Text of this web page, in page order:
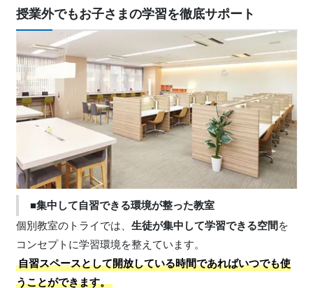
授業外でもお子さまの学習を徹底サポート
■集中して自習できる環境が整った教室
個別教室のトライでは、 生徒が集中して学習できる空間 を
コンセプトに学習環境を整えています。
自習スペースとして開放している時間であればいつでも使
うことができます。